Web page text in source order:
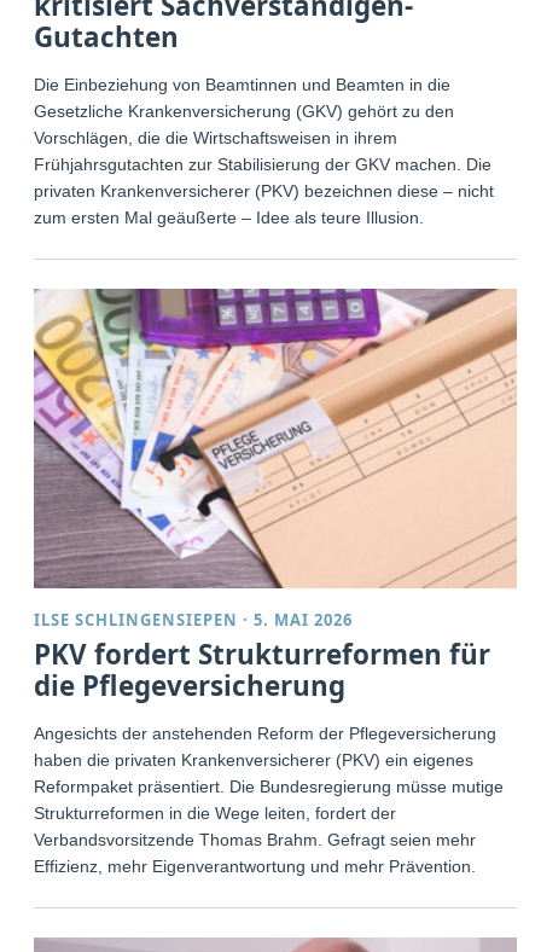
Gutachten
Die Einbeziehung von Beamtinnen und Beamten in die
Gesetzliche Krankenversicherung (GKV) gehört zu den
Vorschlägen, die die Wirtschaftsweisen in ihrem
Frühjahrsgutachten zur Stabilisierung der GKV machen. Die
privaten Krankenversicherer (PKV) bezeichnen diese – nicht
zum ersten Mal geäußerte – Idee als teure Illusion.
ILSE SCHLINGENSIEPEN ·5. MAI 2026
PKV fordert Strukturreformen für
die Pflegeversicherung
Angesichts der anstehenden Reform der Pflegeversicherung
haben die privaten Krankenversicherer (PKV) ein eigenes
Reformpaket präsentiert. Die Bundesregierung müsse mutige
Strukturreformen in die Wege leiten, fordert der
Verbandsvorsitzende Thomas Brahm. Gefragt seien mehr
Effizienz, mehr Eigenverantwortung und mehr Prävention.